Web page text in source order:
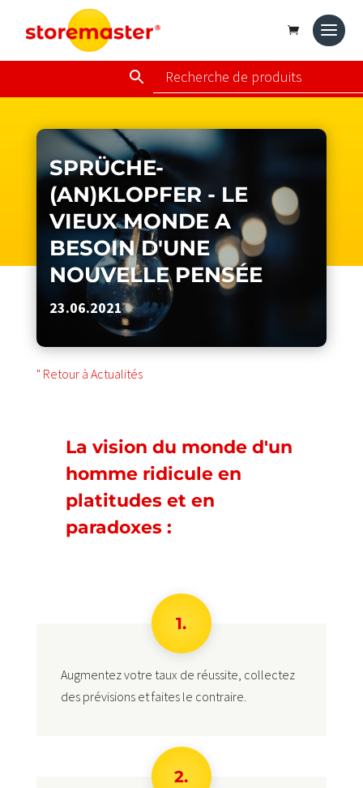
SPRÜCHE-
(AN)KLOPFER - LE
VIEUX MONDE A
BESOIN D'UNE
NOUVELLE PENSÉE
23.06.2021
" Retour à Actualités
La vision du monde d'un
homme ridicule en
platitudes et en
paradoxes :
1.
Augmentez votre taux de réussite, collectez
des prévisions et faites le contraire.
2.